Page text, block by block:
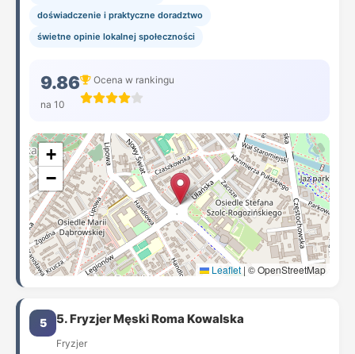
doświadczenie i praktyczne doradztwo
świetne opinie lokalnej społeczności
9.86
na 10
Ocena w rankingu
+
−
Leaflet | © OpenStreetMap
5 5. Fryzjer Męski Roma Kowalska
Fryzjer